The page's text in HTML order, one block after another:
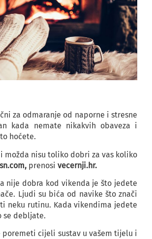
za odmaranje od naporne i stresne
kada nemate nikakvih obaveza i
hoćete.
možda nisu toliko dobri za vas koliko
prenosi vecernji.hr.
nije dobra kod vikenda je što jedete
Ljudi su bića od navike što znači
neku rutinu. Kada vikendima jedete
se debljate.
poremeti cijeli sustav u vašem tijelu i